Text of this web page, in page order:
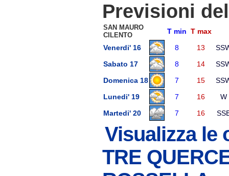
Previsioni
SAN MAURO
CILENTO
T min T max
Venerdi' 16
8 13
Sabato 17
8 14
Domenica 18
7 15
Lunedi' 19
7 16
W
Martedi' 20
7 16
Visualizza le
TRE